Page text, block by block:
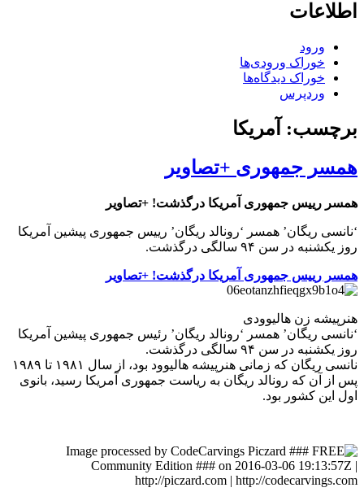
اطلاعات
ورود
خوراک ورودی‌ها
خوراک دیدگاه‌ها
وردپرس
برچسب: آمریکا
همسر جمهوری +تصاویر
همسر رییس جمهوری آمریکا درگذشت! +تصاویر
‘نانسی ریگان’ همسر ‘رونالد ریگان’ رییس جمهوری پیشین آمریکا
روز یکشنبه در سن ۹۴ سالگی درگذشت.
همسر رییس جمهوری آمریکا درگذشت! +تصاویر
هنرپیشه زن هالیوودی
‘نانسی ریگان’ همسر ‘رونالد ریگان’ رئیس جمهوری پیشین آمریکا
روز یکشنبه در سن ۹۴ سالگی درگذشت.
نانسی ریگان که زمانی هنرپیشه هالیوود بود، از سال ۱۹۸۱ تا ۱۹۸۹
پس از آن که رونالد ریگان به ریاست جمهوری آمریکا رسید، بانوی
اول این کشور بود.